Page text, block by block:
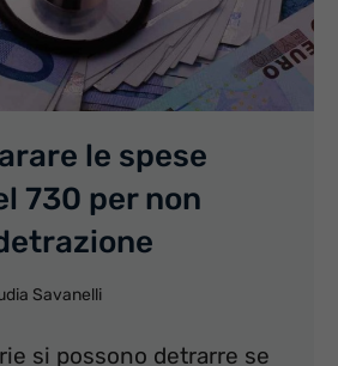
le spese
730 per non
Savanelli
si possono detrarre se